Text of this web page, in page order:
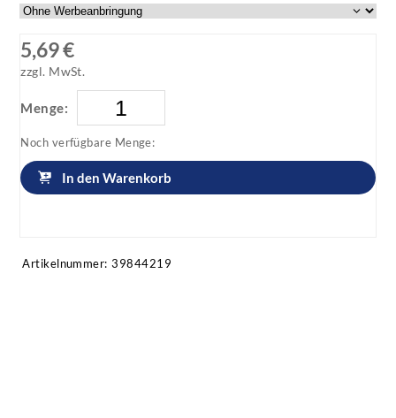
5,69 €
zzgl. MwSt.
Menge:
Noch verfügbare Menge:
In den Warenkorb
Artikelnummer: 39844219